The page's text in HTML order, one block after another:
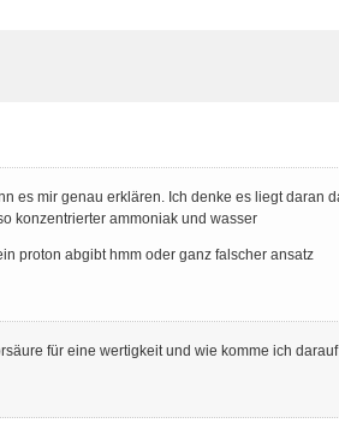
es mir genau erklären. Ich denke es liegt daran
konzentrierter ammoniak und wasser
proton abgibt hmm oder ganz falscher ansatz
für eine wertigkeit und wie komme ich